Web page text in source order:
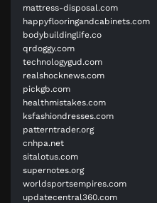
mattress-disposal.com
happyflooringandcabinets.com
bodybuildinglife.co
qrdoggy.com
technologygud.com
realshocknews.com
pickgb.com
healthmistakes.com
ksfashiondresses.com
patterntrader.org
cnhpa.net
sitalotus.com
supernotes.org
worldsportsempires.com
updatecentral360.com